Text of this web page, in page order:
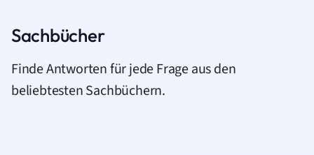
Sachbücher
Finde Antworten für jede Frage aus den
beliebtesten Sachbüchern.